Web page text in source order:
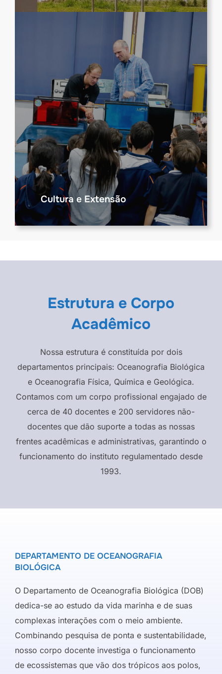
Cultura e Extensão
Estrutura e Corpo
Acadêmico
Nossa estrutura é constituída por dois
departamentos principais: Oceanografia Biológica
e Oceanografia Física, Química e Geológica.
Contamos com um corpo profissional engajado de
cerca de 40 docentes e 200 servidores não-
docentes que dão suporte a todas as nossas
frentes acadêmicas e administrativas, garantindo o
funcionamento do instituto regulamentado desde
1993.
DEPARTAMENTO DE OCEANOGRAFIA
BIOLÓGICA
O Departamento de Oceanografia Biológica (DOB)
dedica-se ao estudo da vida marinha e de suas
complexas interações com o meio ambiente.
Combinando pesquisa de ponta e sustentabilidade,
nosso corpo docente investiga o funcionamento
de ecossistemas que vão dos trópicos aos polos,